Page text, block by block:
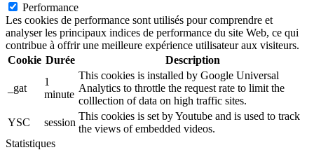
Performance
Les cookies de performance sont utilisés pour comprendre et
analyser les principaux indices de performance du site Web, ce qui
contribue à offrir une meilleure expérience utilisateur aux visiteurs.
Cookie Durée Description
_gat
1
minute
This cookies is installed by Google Universal
Analytics to throttle the request rate to limit the
colllection of data on high traffic sites.
YSC
session
This cookies is set by Youtube and is used to track
the views of embedded videos.
Statistiques